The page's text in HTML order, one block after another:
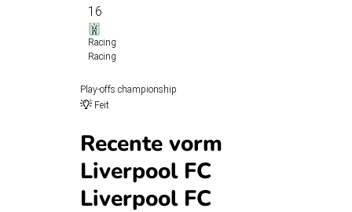
16
Racing
Racing
Play-offs championship
Feit
Recente vorm
Liverpool FC
Liverpool FC